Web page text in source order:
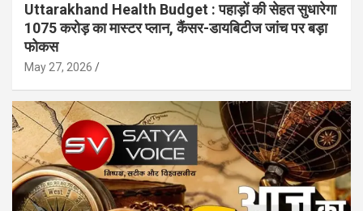
Uttarakhand Health Budget : पहाड़ों की सेहत सुधारेगा
1075 करोड़ का मास्टर प्लान, कैंसर-डायबिटीज जांच पर बड़ा
फोकस
May 27, 2026